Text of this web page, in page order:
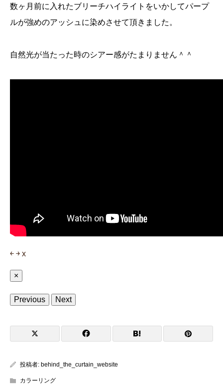
数ヶ月前に入れたブリーチハイライトをいかしてパープ
ルが強めのアッシュに染めさせて頂きました。
自然光が当たった時のシアー感がたまりません＾＾
￩ ￫ x
×
Previous Next
投稿者: behind_the_curtain_website
カラーリング